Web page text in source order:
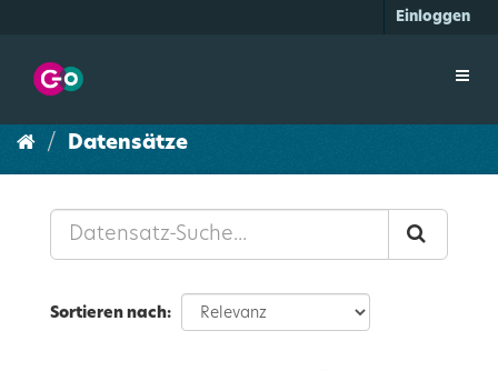
Einloggen
Datensätze
Sortieren nach